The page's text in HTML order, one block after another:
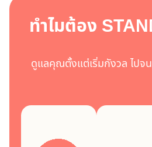
ทำไมต้อง
ดูแลคุณตั้งแต่เริ่มกังวล ไปจ